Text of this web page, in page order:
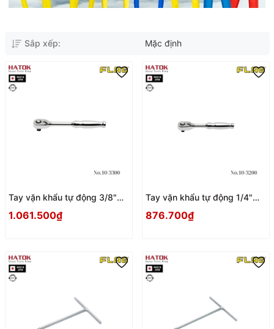
Sắp xếp: Mặc định
Tay vặn khẩu tự động 3/8"
1.061.500₫
Tay vặn khẩu tự động 1/4"
876.700₫